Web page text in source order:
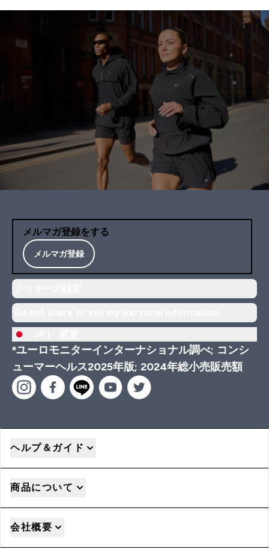
メルマガ登録をする
メルマガ登録
*ユーロモニターインターナショナル調べ; コンシ
ューマーヘルス2025年版; 2024年総小売販売額
ヘルプ＆ガイド
商品について
会社概要